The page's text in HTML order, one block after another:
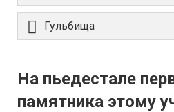
Гульбища
На пьедестале
памятника этому